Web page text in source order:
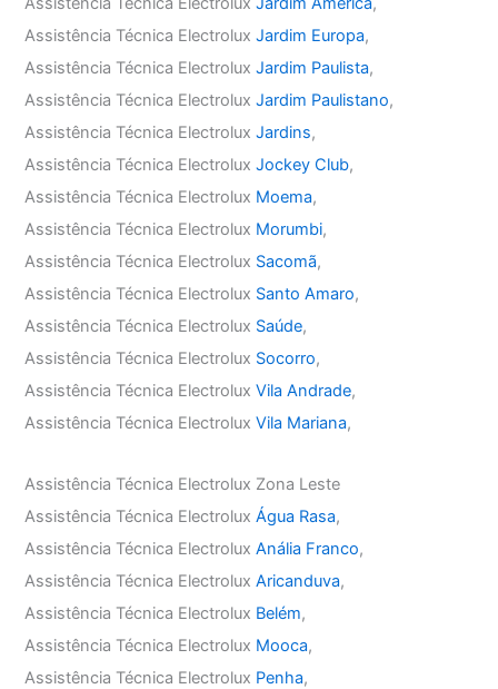
Assistência Técnica ElectroluxJardim Europa,
Assistência Técnica ElectroluxJardim Paulista,
Assistência Técnica ElectroluxJardim Paulistano,
Assistência Técnica ElectroluxJardins,
Assistência Técnica ElectroluxJockey Club,
Assistência Técnica Electrolux Moema,
Assistência Técnica Electrolux Morumbi,
Assistência Técnica Electrolux Sacomã,
Assistência Técnica Electrolux Santo Amaro,
Assistência Técnica Electrolux Saúde,
Assistência Técnica Electrolux Socorro,
Assistência Técnica ElectroluxVila Andrade,
Assistência Técnica ElectroluxVila Mariana,
Assistência Técnica Electrolux Zona Leste
Assistência Técnica ElectroluxÁgua Rasa,
Assistência Técnica ElectroluxAnália Franco,
Assistência Técnica ElectroluxAricanduva,
Assistência Técnica Electrolux Belém,
Assistência Técnica Electrolux Mooca,
Assistência Técnica Electrolux Penha,